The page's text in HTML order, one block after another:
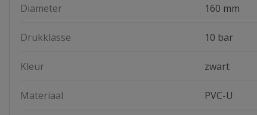
Diameter 160 mm
Drukklasse 10 bar
Kleur zwart
Materiaal PVC-U